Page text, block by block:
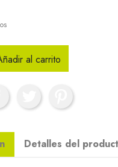
al carrito
Detalles del